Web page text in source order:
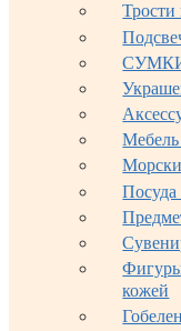
Трости
Мебель
Посуда
кожей